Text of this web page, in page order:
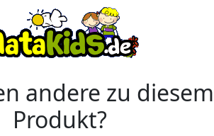
andere zu diesem
Produkt?